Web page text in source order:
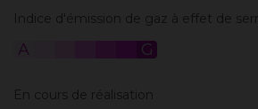
Indice d'émission de gaz à effet de
A G
En cours de réalisation